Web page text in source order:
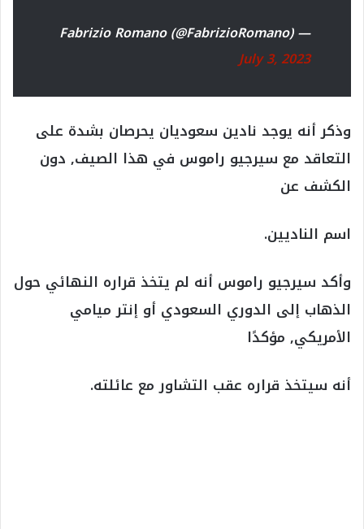
— Fabrizio Romano (@FabrizioRomano)
July 3, 2023
وذكر أنه يوجد نادين سعوديان يحرصان بشدة على
التعاقد مع سيرجيو راموس في هذا الصيف, دون
الكشف عن
اسم الناديين.
وأكد سيرجيو راموس أنه لم يتخذ قراره النهائي حول
الذهاب إلى الدوري السعودي أو إنتر ميامي
الأمريكي, مؤكدًا
أنه سيتخذ قراره عقب التشاور مع عائلته.